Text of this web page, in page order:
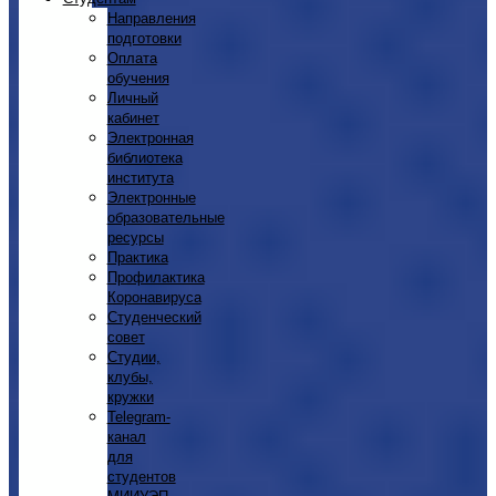
Направления
подготовки
Оплата
обучения
Личный
кабинет
Электронная
библиотека
института
Электронные
образовательные
ресурсы
Практика
Профилактика
Коронавируса
Студенческий
совет
Студии,
клубы,
кружки
Telegram-
канал
для
студентов